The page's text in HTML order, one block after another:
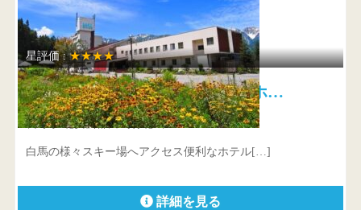
星評価 :★★★★
白馬姫川温泉 白馬ハイランドホ…
長野県 北安曇郡白馬村北城21582
白馬の様々スキー場へアクセス便利なホテル[…]
詳細を見る